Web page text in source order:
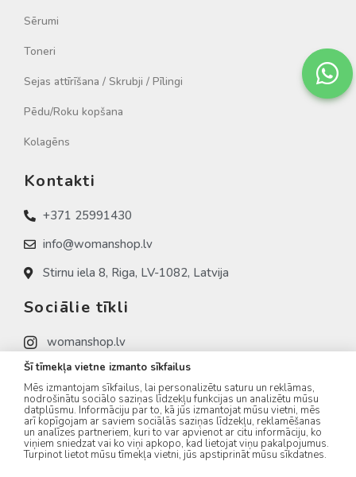
Sērumi
Toneri
Sejas attīrīšana / Skrubji / Pīlingi
Pēdu/Roku kopšana
Kolagēns
Kontakti
+371 25991430
info@womanshop.lv
Stirnu iela 8, Riga, LV-1082, Latvija
Sociālie tīkli
womanshop.lv
womanshop.lv (NAIL)
womanshop.lv (KOREA)
Šī tīmekļa vietne izmanto sīkfailus
Mēs izmantojam sīkfailus, lai personalizētu saturu un reklāmas,
nodrošinātu sociālo saziņas līdzekļu funkcijas un analizētu mūsu
datplūsmu. Informāciju par to, kā jūs izmantojat mūsu vietni, mēs
arī kopīgojam ar saviem sociālās saziņas līdzekļu, reklamēšanas
un analīzes partneriem, kuri to var apvienot ar citu informāciju, ko
viņiem sniedzat vai ko viņi apkopo, kad lietojat viņu pakalpojumus.
Turpinot lietot mūsu tīmekļa vietni, jūs apstiprināt mūsu sīkdatnes.